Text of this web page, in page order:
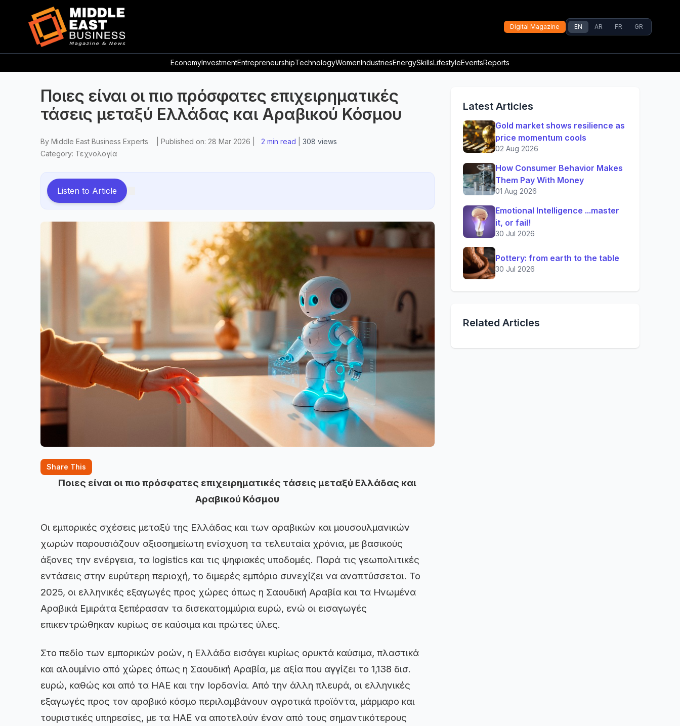
Digital Magazine EN AR FR GR
EconomyInvestmentEntrepreneurshipTechnologyWomenIndustriesEnergySkillsLifestyleEventsReports
Ποιες είναι οι πιο πρόσφατες επιχειρηματικές
τάσεις μεταξύ Ελλάδας και Αραβικού Κόσμου
By Middle East Business Experts Published on: 28 Mar 2026 2 min read 308 views
Category: Τεχνολογία
Listen to Article
Share This
Ποιες είναι οι πιο πρόσφατες επιχειρηματικές τάσεις μεταξύ Ελλάδας και
Αραβικού Κόσμου
Οι εμπορικές σχέσεις μεταξύ της Ελλάδας και των αραβικών και μουσουλμανικών
χωρών παρουσιάζουν αξιοσημείωτη ενίσχυση τα τελευταία χρόνια, με βασικούς
άξονες την ενέργεια, τα logistics και τις ψηφιακές υποδομές. Παρά τις γεωπολιτικές
εντάσεις στην ευρύτερη περιοχή, το διμερές εμπόριο συνεχίζει να αναπτύσσεται. Το
2025, οι ελληνικές εξαγωγές προς χώρες όπως η Σαουδική Αραβία και τα Ηνωμένα
Αραβικά Εμιράτα ξεπέρασαν τα δισεκατομμύρια ευρώ, ενώ οι εισαγωγές
επικεντρώθηκαν κυρίως σε καύσιμα και πρώτες ύλες.
Στο πεδίο των εμπορικών ροών, η Ελλάδα εισάγει κυρίως ορυκτά καύσιμα, πλαστικά
και αλουμίνιο από χώρες όπως η Σαουδική Αραβία, με αξία που αγγίζει το 1,138 δισ.
ευρώ, καθώς και από τα ΗΑΕ και την Ιορδανία. Από την άλλη πλευρά, οι ελληνικές
εξαγωγές προς τον αραβικό κόσμο περιλαμβάνουν αγροτικά προϊόντα, μάρμαρο και
τουριστικές υπηρεσίες, με τα ΗΑΕ να αποτελούν έναν από τους σημαντικότερους
Latest Articles
Gold market shows resilience as
price momentum cools
02 Aug 2026
How Consumer Behavior Makes
Them Pay With Money
01 Aug 2026
Emotional Intelligence ...master
it, or fail!
30 Jul 2026
Pottery: from earth to the table
30 Jul 2026
Related Articles